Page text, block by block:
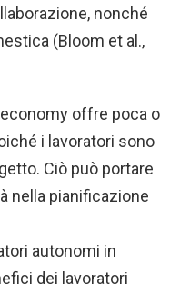
nonché
(Bloom et al.,
offre poca o
i lavoratori sono
Ciò può portare
nella pianificazione
autonomi in
dei lavoratori